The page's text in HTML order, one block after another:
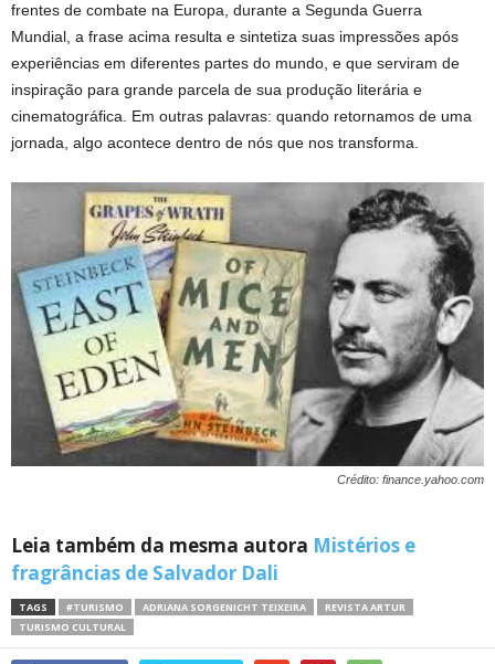
frentes de combate na Europa, durante a Segunda Guerra
Mundial, a frase acima resulta e sintetiza suas impressões após
experiências em diferentes partes do mundo, e que serviram de
inspiração para grande parcela de sua produção literária e
cinematográfica. Em outras palavras: quando retornamos de uma
jornada, algo acontece dentro de nós que nos transforma.
Crédito: finance.yahoo.com
Leia também da mesma autora Mistérios e
fragrâncias de Salvador Dali
TAGS #TURISMO ADRIANA SORGENICHT TEIXEIRA
REVISTA ARTUR
TURISMO CULTURAL